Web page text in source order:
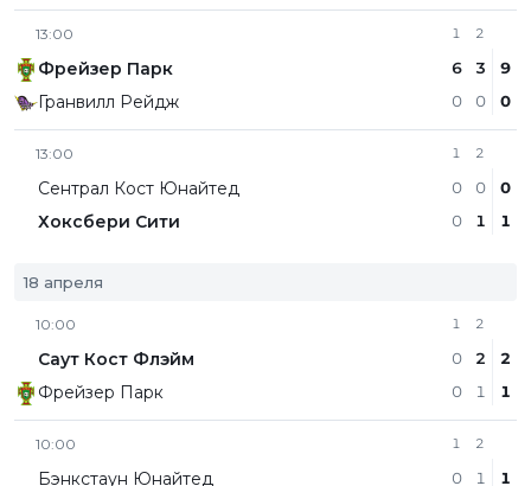
13:00
Фрейзер Парк
Гранвилл Рейдж
1
6
0
2
3
0
9
0
13:00
Сентрал Кост Юнайтед
Хоксбери Сити
1
0
0
2
0
1
0
1
18 апреля
10:00
Саут Кост Флэйм
Фрейзер Парк
1
0
0
2
2
1
2
1
10:00
Бэнкстаун Юнайтед
1
0
2
1
1